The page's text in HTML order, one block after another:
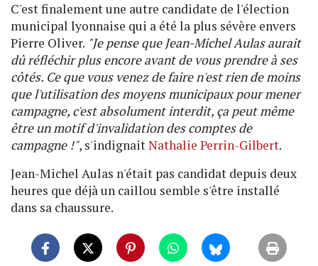
C'est finalement une autre candidate de l'élection
municipal lyonnaise qui a été la plus sévère envers
Pierre Oliver. "Je pense que Jean-Michel Aulas aurait
dû réfléchir plus encore avant de vous prendre à ses
côtés. Ce que vous venez de faire n'est rien de moins
que l'utilisation des moyens municipaux pour mener
campagne, c'est absolument interdit, ça peut même
être un motif d'invalidation des comptes de
campagne !", s'indignaitNathalie Perrin-Gilbert.
Jean-Michel Aulas n'était pas candidat depuis deux
heures que déjà un caillou semble s'être installé
dans sa chaussure.